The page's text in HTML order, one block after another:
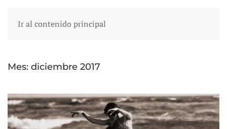
Ir al contenido principal
Mes: diciembre 2017